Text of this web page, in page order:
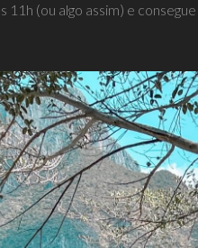
11h (ou algo assim) e